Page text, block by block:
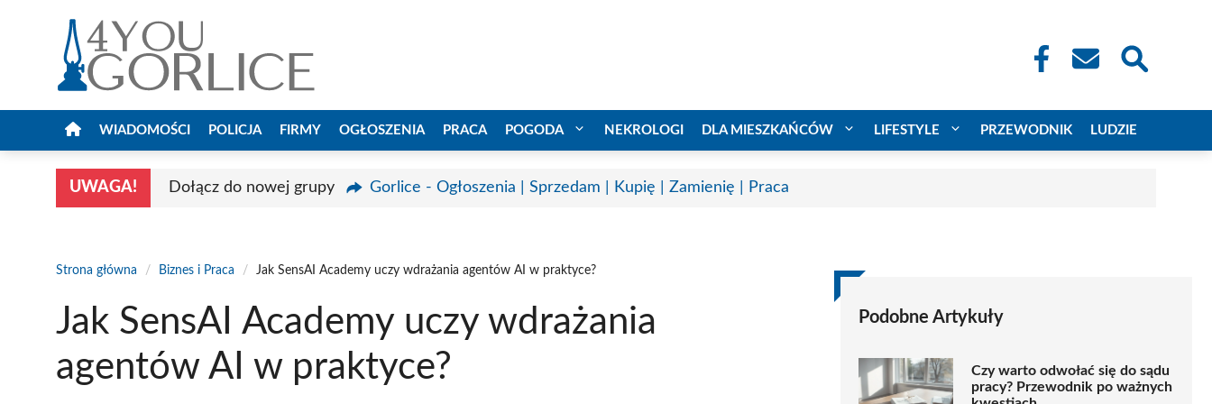
WIADOMOŚCI POLICJA FIRMY OGŁOSZENIA PRACA POGODA NEKROLOGI DLA MIESZKAŃCÓW LIFESTYLE PRZEWODNIK LUDZIE
UWAGA! Dołącz do nowej grupy Gorlice - Ogłoszenia | Sprzedam | Kupię | Zamienię | Praca
Strona główna / Biznes i Praca / Jak SensAI Academy uczy wdrażania agentów AI w praktyce?
Jak SensAI Academy uczy wdrażania
agentów AI w praktyce?
Podobne Artykuły
Czy warto odwołać się do sądu
pracy? Przewodnik po ważnych